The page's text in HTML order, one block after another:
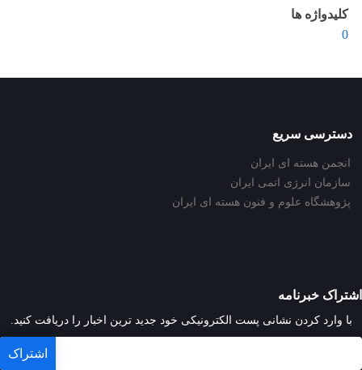
کلیدواژه ها
0
دسترسی سریع
انجمن هسته ای ایران
سازمان انرژی اتمی ایران
پژوهشگاه علوم و فنون هسته ای ایران
اشتراک خبرنامه
با وارد کردن نشانی پست الکترونیکی خود جدید ترین اخبار را دریافت کنید.